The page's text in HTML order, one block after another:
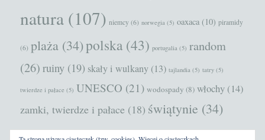
natura (107) niemcy (6) norwegia (5) oaxaca (10) piramidy
(6) plaża (34)polska (43) portugalia (5) random
(26) ruiny (19) skały i wulkany (13) tajlandia (5) tatry (5)
twierdze i pałace (5) UNESCO (21) wodospady (8) włochy (14)
zamki, twierdze i pałace (18) świątynie (34)